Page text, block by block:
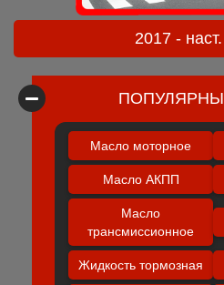
2017 -
Масло моторное
Масло АКПП
Масло
трансмиссионное
Жидкость тормозная